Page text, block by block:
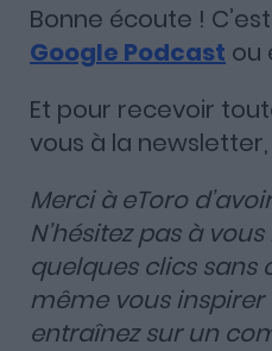
Bonne écoute !
Google Podcast ou
Et pour recevoir
vous à la newsletter,
Merci à eToro
N’hésitez pas à
quelques clics sans
même vous
entraînez sur un